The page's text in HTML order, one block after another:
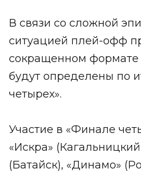
В связи со сложной
ситуацией плей-офф
сокращенном формате
будут определены по
четырех».
Участие в «Финале
«Искра»
(Батайск), «Динамо»